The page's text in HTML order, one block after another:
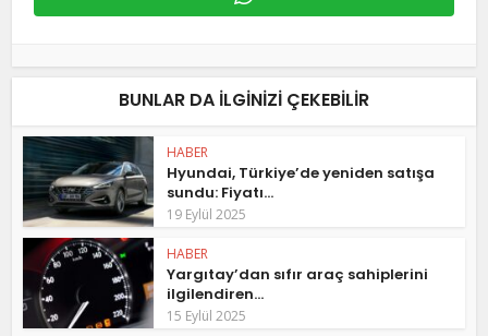
BUNLAR DA ILGINIZI ÇEKEBILIR
HABER
Hyundai, Türkiye’de yeniden satışa
sundu: Fiyatı...
19 Eylül 2025
HABER
Yargıtay’dan sıfır araç sahiplerini
ilgilendiren...
15 Eylül 2025